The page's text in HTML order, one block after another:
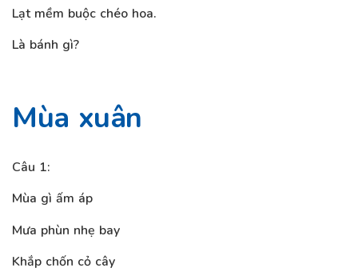
Lạt mềm buộc chéo hoa.
Là bánh gì?
Mùa xuân
Câu 1:
Mùa gì ấm áp
Mưa phùn nhẹ bay
Khắp chốn cỏ cây